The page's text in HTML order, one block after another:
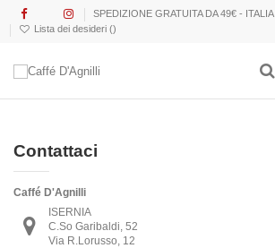
SPEDIZIONE GRATUITA DA 49€ - ITALIA
Lista dei desideri ()
Contattaci
Caffé D'Agnilli
ISERNIA
C.So Garibaldi, 52
Via R.Lorusso, 12